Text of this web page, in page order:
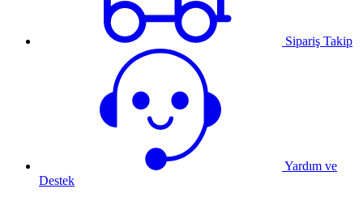
Sipariş Takip
Yardım ve
Destek